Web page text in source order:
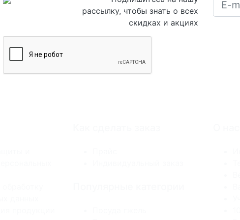
рассылку, чтобы знать о всех
скидках и акциях